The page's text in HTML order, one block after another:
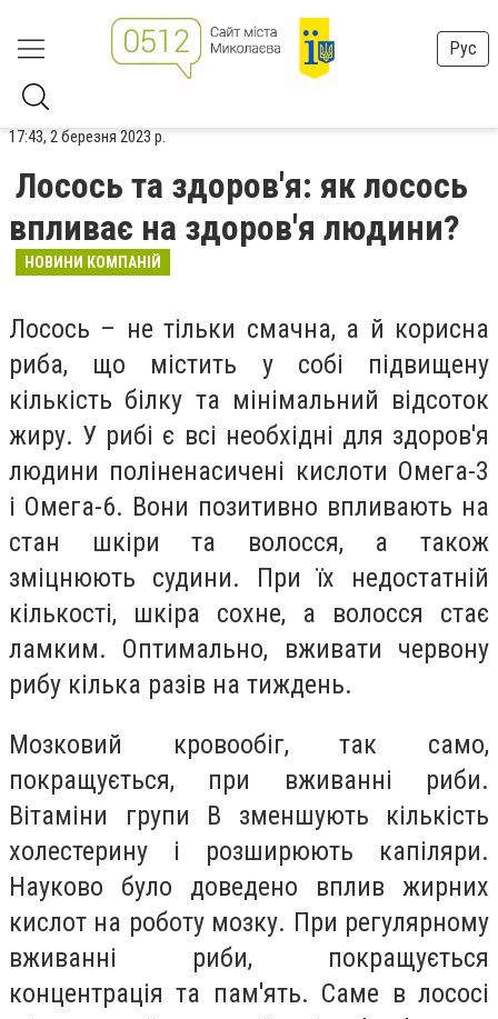
Рус
17:43, 2 березня 2023 р.
Лосось та здоров'я: як лосось
впливає на здоров'я людини?
НОВИНИ КОМПАНІЙ
Лосось – не тільки смачна, а й корисна
риба, що містить у собі підвищену
кількість білку та мінімальний відсоток
жиру. У рибі є всі необхідні для здоров'я
людини поліненасичені кислоти Омега-3
і Омега-6. Вони позитивно впливають на
стан шкіри та волосся, а також
зміцнюють судини. При їх недостатній
кількості, шкіра сохне, а волосся стає
ламким. Оптимально, вживати червону
рибу кілька разів на тиждень.
Мозковий кровообіг, так само,
покращується, при вживанні риби.
Вітаміни групи В зменшують кількість
холестерину і розширюють капіляри.
Науково було доведено вплив жирних
кислот на роботу мозку. При регулярному
вживанні риби, покращується
концентрація та пам'ять. Саме в лососі